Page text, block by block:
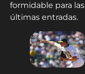
formidable para las
últimas entradas.